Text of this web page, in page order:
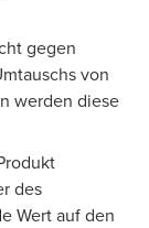
gegen
von
werden diese
des
Wert auf den